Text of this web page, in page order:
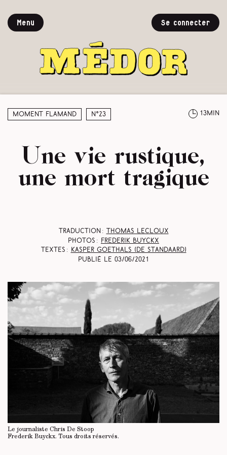
Menu Se connecter
Moment Flamand N°23 13min
Une vie rustique,
une mort tragique
Traduction :
Thomas Lecloux
Photos :
Frederik Buyckx
Textes :
Kasper Goethals (De Standaard)
Publié le 03/06/2021
Le journaliste Chris De Stoop
Frederik Buyckx. Tous droits réservés.